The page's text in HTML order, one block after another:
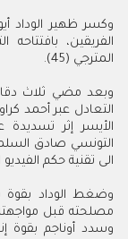
وكسر ظهير الوداد
الفريقين،
المترجي (45).
وبعد مضي ثلاث
التعادل عبر أحمد
التونسي صادق
الى تقنية حكم
وضغط الوداد بقوة
مصلحته قبل
وسدد أوناجم بقوة